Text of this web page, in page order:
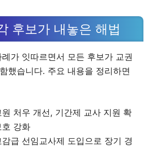
후보가 내놓은 해법
가 잇따르면서 모든 후보가 교권
했습니다. 주요 내용을 정리하면
원 처우 개선, 기간제 교사 지원 확
강화
급 선임교사제 도입으로 장기 경